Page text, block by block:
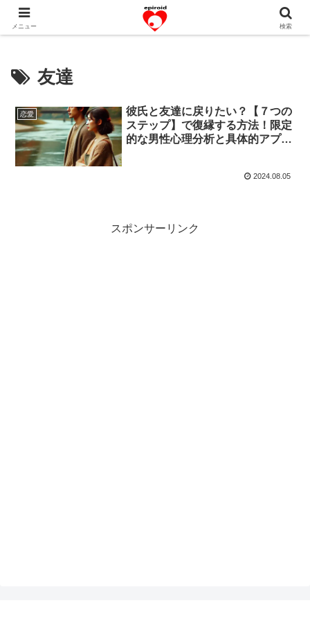
恋愛共感エピソード。あなたのストーリーを変えていく！。
友達
恋愛
彼氏と友達に戻りたい？【７つの
ステップ】で復縁する方法！限定
的な男性心理分析と具体的アプロ
2024.08.05
スポンサーリンク
メニュー 検索